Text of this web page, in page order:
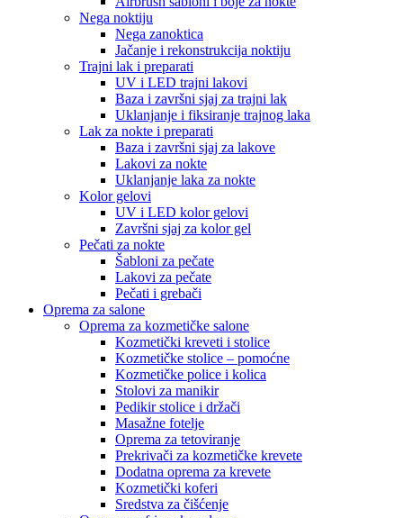
Nega noktiju
Nega zanoktica
Jačanje i rekonstrukcija noktiju
Trajni lak i preparati
UV i LED trajni lakovi
Baza i završni sjaj za trajni lak
Uklanjanje i fiksiranje trajnog laka
Lak za nokte i preparati
Baza i završni sjaj za lakove
Lakovi za nokte
Uklanjanje laka za nokte
Kolor gelovi
UV i LED kolor gelovi
Završni sjaj za kolor gel
Pečati za nokte
Šabloni za pečate
Lakovi za pečate
Pečati i grebači
Oprema za salone
Oprema za kozmetičke salone
Kozmetički kreveti i stolice
Kozmetičke stolice – pomoćne
Kozmetičke police i kolica
Stolovi za manikir
Pedikir stolice i držači
Masažne fotelje
Oprema za tetoviranje
Prekrivači za kozmetičke krevete
Dodatna oprema za krevete
Kozmetički koferi
Sredstva za čišćenje